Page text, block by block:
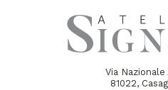
Via Nazionale
81022,